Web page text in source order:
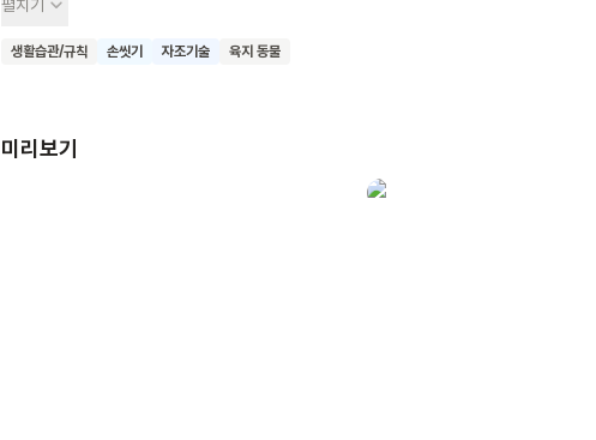
해요. 페파는 의사 역할을 맡아 환자 역할을 하는 선생님을 돌봐요. 이 책은 의사와
간호사에 대한 두려움을 줄이고, 그들의 중요성을 이해하는 데 도움을 줘요. 또한
펼치기
생활습관/규칙 손씻기 자조기술 육지 동물
미리보기